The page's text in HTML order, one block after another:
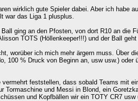
wirklich gute Spieler dabei. Aber ich habe
war das Liga 1 plusplus.
ging an den Pfosten, von dort R10 an die
TOTS (Höllenkeeper!!!) und der Ball
worüber ich mich mehr ärgern muss. Über
100 % Druck von Beginn an, usw usw.) oder
feststellen, dass sobald Teams mit
Tormaschine und Messi in Blond, ein
und Kopfbällen wir ein TOTY CR7 usw